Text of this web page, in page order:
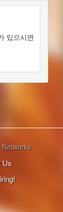
있으시면
Us